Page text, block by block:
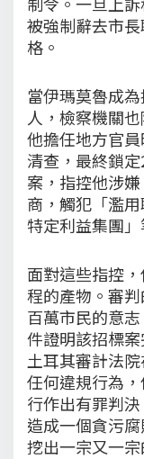
被強制辭去市
格。
當伊瑪莫魯成
人，檢察機關
他擔任地方官
清查，最終鎖
案，指控他涉
商，觸犯「濫
特定利益集團」
面對這些指控
程的產物。審
百萬市民的意
件證明該招標
土耳其審計法
任何違規行為
行作出有罪判
造成一個貪污
挖出一宗又一宗